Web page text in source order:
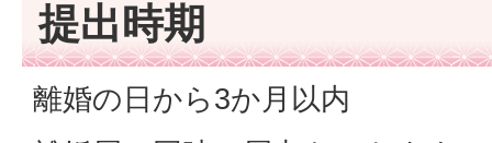
提出時期
離婚の日から3か月以内